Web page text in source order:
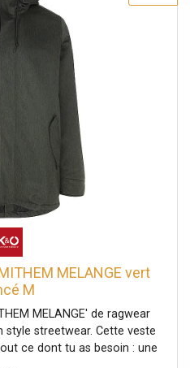
100 % polyester résistant
avec patte de boutonnage
poignets côtelés pour un
allongé et arrondi dans le
avec bouton-pression et
: 11000 Respirabilité : 5000
: Dark Grey Matière : 100
MELANGE vert
M
MELANGE' de ragwear
style streetwear. Cette veste
ce dont tu as besoin : une